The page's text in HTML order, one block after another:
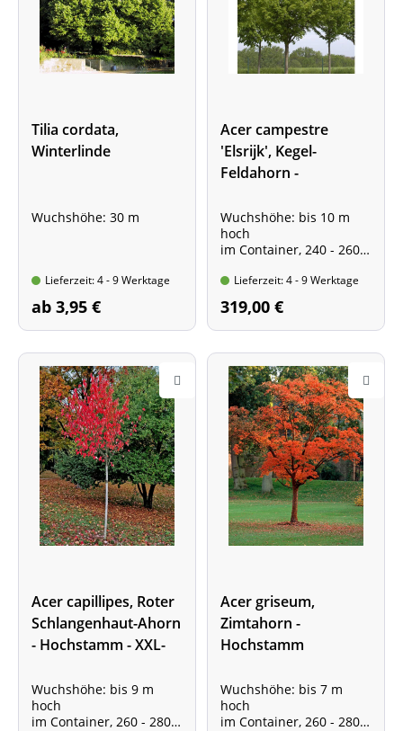
Tilia cordata,
Winterlinde
Wuchshöhe: 30 m
Lieferzeit: 4 - 9 Werktage
ab 3,95 €
Acer campestre
'Elsrijk', Kegel-
Feldahorn -
Produkt
Wuchshöhe: bis 10 m
hoch
im Container, 240 - 260
Stammumfang 10 - 12
cm
Stammhöhe ca. 2,20 m
Lieferzeit: 4 - 9 Werktage
319,00 €
Acer capillipes, Roter
Schlangenhaut-Ahorn
- Hochstamm - XXL-
Wuchshöhe: bis 9 m
hoch
im Container, 260 - 280
Acer griseum,
Zimtahorn -
Hochstamm
Wuchshöhe: bis 7 m
hoch
im Container, 260 - 280